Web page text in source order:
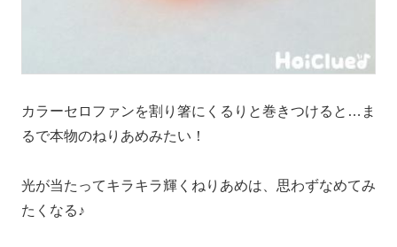
カラーセロファンを割り箸にくるりと巻きつけると…ま
るで本物のねりあめみたい！
光が当たってキラキラ輝くねりあめは、思わずなめてみ
たくなる♪